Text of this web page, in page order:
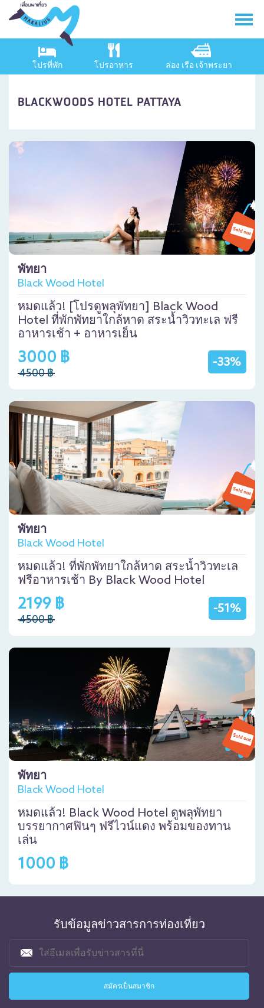
โปรที่พัก โปรอาหาร ล่อง เรือ เจ้าพระยา
BLACKWOODS HOTEL PATTAYA
พัทยา
Black Wood Hotel
หมดแล้ว! [โปรดูพลุพัทยา] Black Wood
Hotel ที่พักพัทยาใกล้หาด สระน้ำวิวทะเล ฟรี
อาหารเช้า + อาหารเย็น
-33%
3000 ฿
4500 ฿
พัทยา
Black Wood Hotel
หมดแล้ว! ที่พักพัทยาใกล้หาด สระน้ำวิวทะเล
ฟรีอาหารเช้า By Black Wood Hotel
-51%
2199 ฿
4500 ฿
พัทยา
Black Wood Hotel
หมดแล้ว! Black Wood Hotel ดูพลุพัทยา
บรรยากาศฟินๆ ฟรีไวน์แดง พร้อมของทาน
เล่น
1000 ฿
รับข้อมูลข่าวสารการท่องเที่ยว